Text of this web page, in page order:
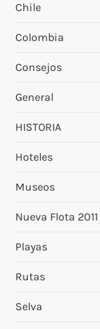
Chile
Colombia
Consejos
General
HISTORIA
Hoteles
Museos
Nueva Flota 2011
Playas
Rutas
Selva